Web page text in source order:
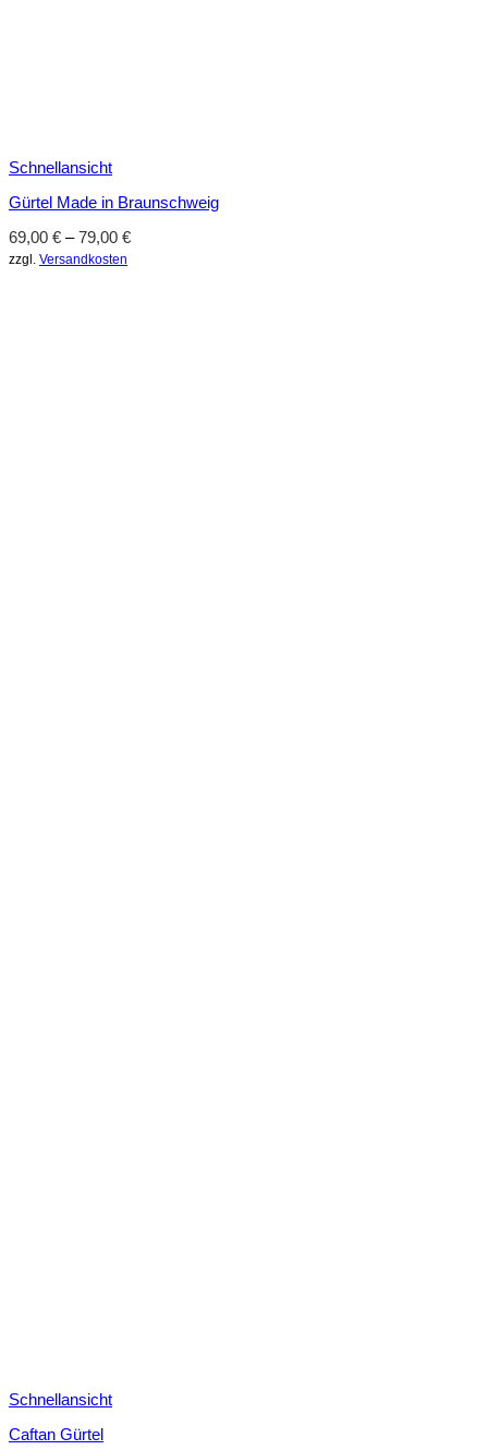
Schnellansicht
Gürtel Made in Braunschweig
69,00 € –79,00 €
zzgl. Versandkosten
Schnellansicht
Caftan Gürtel